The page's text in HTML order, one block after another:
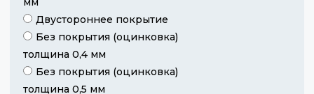
Двустороннее покрытие
Без покрытия (оцинковка)
толщина 0,4 мм
Без покрытия (оцинковка)
толщина 0,5 мм